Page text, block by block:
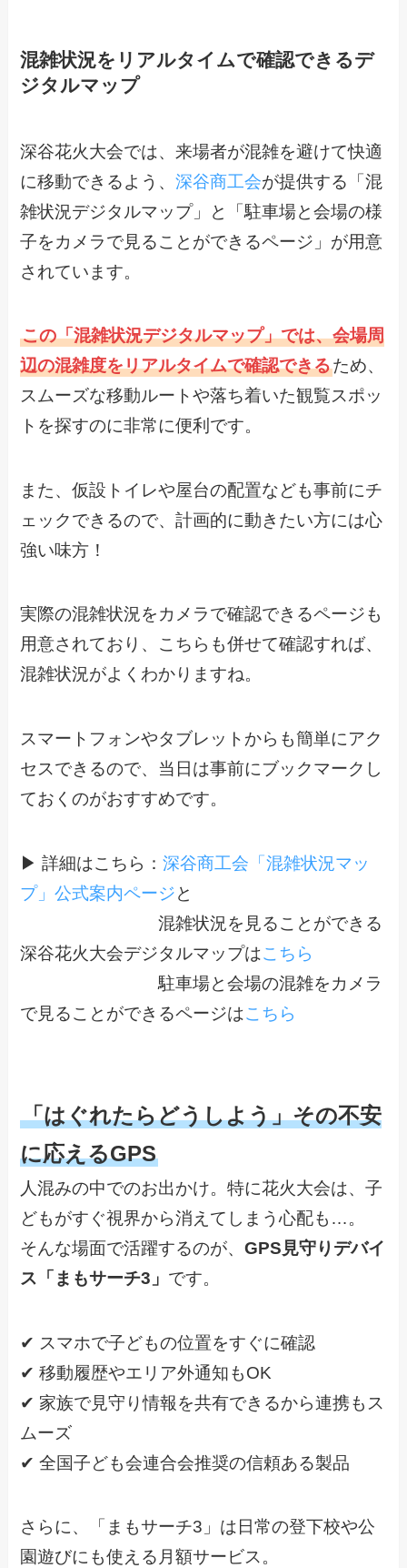
混雑状況をリアルタイムで確認できるデ
ジタルマップ
深谷花火大会では、来場者が混雑を避けて快適
に移動できるよう、深谷商工会が提供する「混
雑状況デジタルマップ」と「駐車場と会場の様
子をカメラで見ることができるページ」が用意
されています。
この「混雑状況デジタルマップ」では、会場周
辺の混雑度をリアルタイムで確認できるため、
スムーズな移動ルートや落ち着いた観覧スポッ
トを探すのに非常に便利です。
また、仮設トイレや屋台の配置なども事前にチ
ェックできるので、計画的に動きたい方には心
強い味方！
実際の混雑状況をカメラで確認できるページも
用意されており、こちらも併せて確認すれば、
混雑状況がよくわかりますね。
スマートフォンやタブレットからも簡単にアク
セスできるので、当日は事前にブックマークし
ておくのがおすすめです。
▶ 詳細はこちら：深谷商工会「混雑状況マッ
プ」公式案内ページと
混雑状況を見ることができる
深谷花火大会デジタルマップはこちら
駐車場と会場の混雑をカメラ
で見ることができるページはこちら
「はぐれたらどうしよう」その不安
に応えるGPS
人混みの中でのお出かけ。特に花火大会は、子
どもがすぐ視界から消えてしまう心配も…。
そんな場面で活躍するのが、GPS見守りデバイ
ス「まもサーチ3」 です。
✔ スマホで子どもの位置をすぐに確認
✔ 移動履歴やエリア外通知もOK
✔ 家族で見守り情報を共有できるから連携もス
ムーズ
✔ 全国子ども会連合会推奨の信頼ある製品
さらに、「まもサーチ3」は日常の登下校や公
園遊びにも使える月額サービス。